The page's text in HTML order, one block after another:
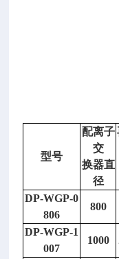
型号
配离子
交
换器直
径
DP-WGP-0
806
800
DP-WGP-1
007
1000